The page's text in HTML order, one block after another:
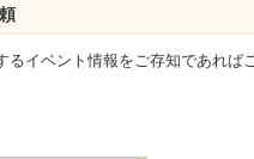
るイベント情報をご存知であれば